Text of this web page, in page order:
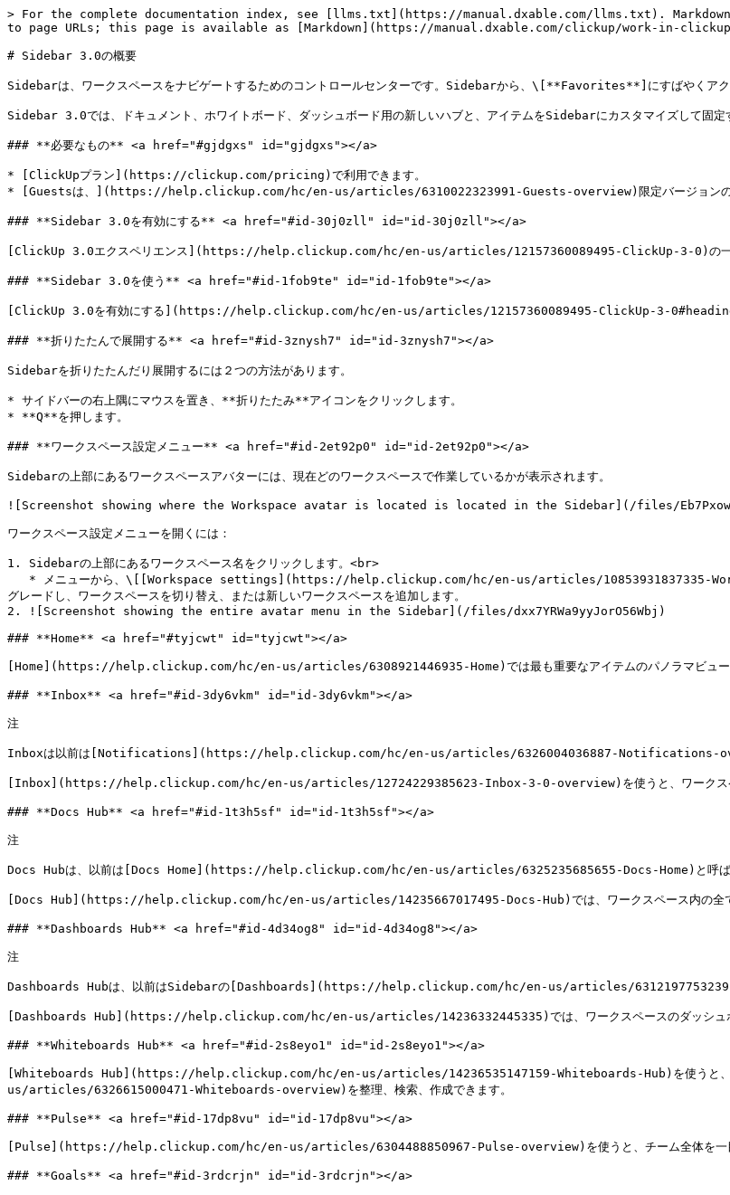
> For the complete documentation index, see [llms.txt](https://manual.dxable.com/llms.txt).
to page URLs; this page is available as [Markdown](https://manual.dxable.com/clickup/work-in-
# Sidebar 3.0の概要
Sidebarは、ワークスペースをナビゲートするためのコントロールセンターです。Sidebarから、\[**Favorites**]にすばやくアク
Sidebar 3.0では、ドキュメント、ホワイトボード、ダッシュボード用の新しいハブと、アイテムをSidebarにカスタマイズして固定
### **必要なもの** <a href="#gjdgxs" id="gjdgxs"></a>
* [ClickUpプラン](https://clickup.com/pricing)で利用できます。
* [Guestsは、](https://help.clickup.com/hc/en-us/articles/6310022323991-Guests-overview)限定バージョンの
### **Sidebar 3.0を有効にする** <a href="#id-30j0zll" id="id-30j0zll"></a>
[ClickUp 3.0エクスペリエンス](https://help.clickup.com/hc/en-us/articles/12157360089495-ClickUp-3-0)の一
### **Sidebar 3.0を使う** <a href="#id-1fob9te" id="id-1fob9te"></a>
[ClickUp 3.0を有効にする](https://help.clickup.com/hc/en-us/articles/12157360089495-ClickUp-3-0#heading-2)と
### **折りたたんで展開する** <a href="#id-3znysh7" id="id-3znysh7"></a>
Sidebarを折りたたんだり展開するには２つの方法があります。
* サイドバーの右上隅にマウスを置き、**折りたたみ**アイコンをクリックします。
* **Q**を押します。
### **ワークスペース設定メニュー** <a href="#id-2et92p0" id="id-2et92p0"></a>
Sidebarの上部にあるワークスペースアバターには、現在どのワークスペースで作業しているかが表示されます。
![Screenshot showing where the Workspace avatar is located is located in the Sidebar](/files/
ワークスペース設定メニューを開くには：
1. Sidebarの上部にあるワークスペース名をクリックします。<br>
グレードし、ワークスペースを切り替え、または新しいワークスペースを追加します。
2. ![Screenshot showing the entire avatar menu in the Sidebar](/files/dxx7YRWa9yyJorO56Wbj)
### **Home** <a href="#tyjcwt" id="tyjcwt"></a>
[Home](https://help.clickup.com/hc/en-us/articles/6308921446935-Home)では最も重要なアイテムのパノラマビューが提
### **Inbox** <a href="#id-3dy6vkm" id="id-3dy6vkm"></a>
注
Inboxは以前は[Notifications](https://help.clickup.com/hc/en-us/articles/6326004036887-Notifications-
[Inbox](https://help.clickup.com/hc/en-us/articles/12724229385623-Inbox-3-0-overview)を使うと、ワークスペースの
### **Docs Hub** <a href="#id-1t3h5sf" id="id-1t3h5sf"></a>
注
Docs Hubは、以前は[Docs Home](https://help.clickup.com/hc/en-us/articles/6325235685655-Docs-Home)と呼ばれ
[Docs Hub](https://help.clickup.com/hc/en-us/articles/14235667017495-Docs-Hub)では、ワークスペース内の全ての
### **Dashboards Hub** <a href="#id-4d34og8" id="id-4d34og8"></a>
注
Dashboards Hubは、以前はSidebarの[Dashboards](https://help.clickup.com/hc/en-us/articles/6312197753239-
[Dashboards Hub](https://help.clickup.com/hc/en-us/articles/14236332445335)では、ワークスペースのダッシュボー
### **Whiteboards Hub** <a href="#id-2s8eyo1" id="id-2s8eyo1"></a>
[Whiteboards Hub](https://help.clickup.com/hc/en-us/articles/14236535147159-Whiteboards-Hub)を使うと
us/articles/6326615000471-Whiteboards-overview)を整理、検索、作成できます。
### **Pulse** <a href="#id-17dp8vu" id="id-17dp8vu"></a>
[Pulse](https://help.clickup.com/hc/en-us/articles/6304488850967-Pulse-overview)を使うと、チーム全体を一目で確認
### **Goals** <a href="#id-3rdcrjn" id="id-3rdcrjn"></a>